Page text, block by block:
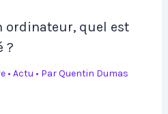
ordinateur, quel est
?
• Actu • ParQuentin Dumas